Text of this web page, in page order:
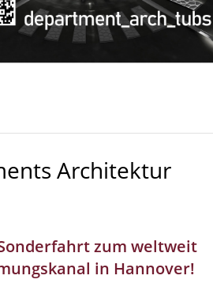
Architektur
zum weltweit
in Hannover!